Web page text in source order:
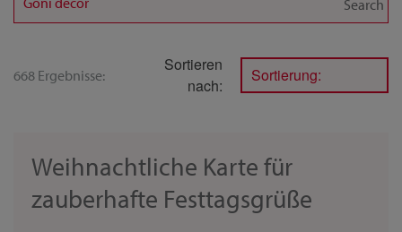
668 Ergebnisse:
Sortieren
nach:
Sortierung:
Weihnachtliche Karte für
zauberhafte Festtagsgrüße